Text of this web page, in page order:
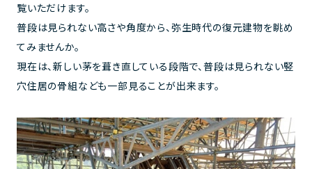
覧いただけます。
普段は見られない高さや角度から、弥生時代の復元建物を眺め
てみませんか。
現在は、新しい茅を葺き直している段階で、普段は見られない竪
穴住居の骨組なども一部見ることが出来ます。